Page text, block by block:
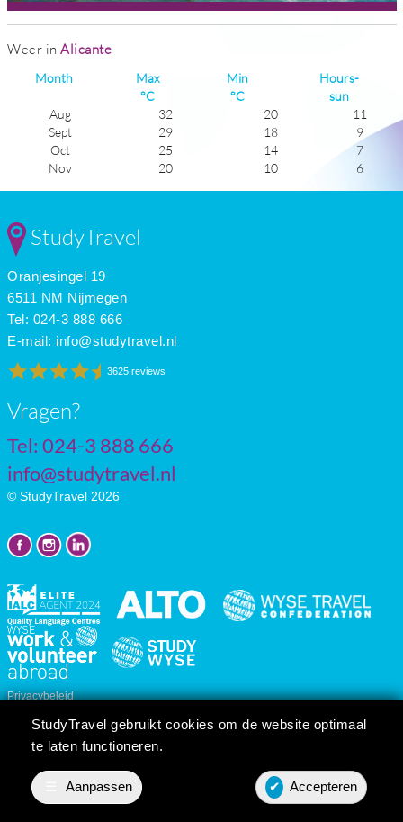
Prijsopgave Contact
Weer in Alicante
Month
Max
°C
Min
°C
Hours-
sun
Aug
32 20
11
Sept
29 18
9
Oct
25 14
7
Nov
20 10
6
Mar
May
June
July
StudyTravel gebruikt cookies om de website optimaal
te laten functioneren.
Aanpassen ✔ Accepteren
StudyTravel
Oranjesingel 19
6511 NM Nijmegen
Tel: 024-3 888 666
E-mail: info@studytravel.nl
3625 reviews
Vragen?
Tel: 024-3 888 666
info@studytravel.nl
© StudyTravel 2026
Privacybeleid
Reis/cursusvoorwaarden